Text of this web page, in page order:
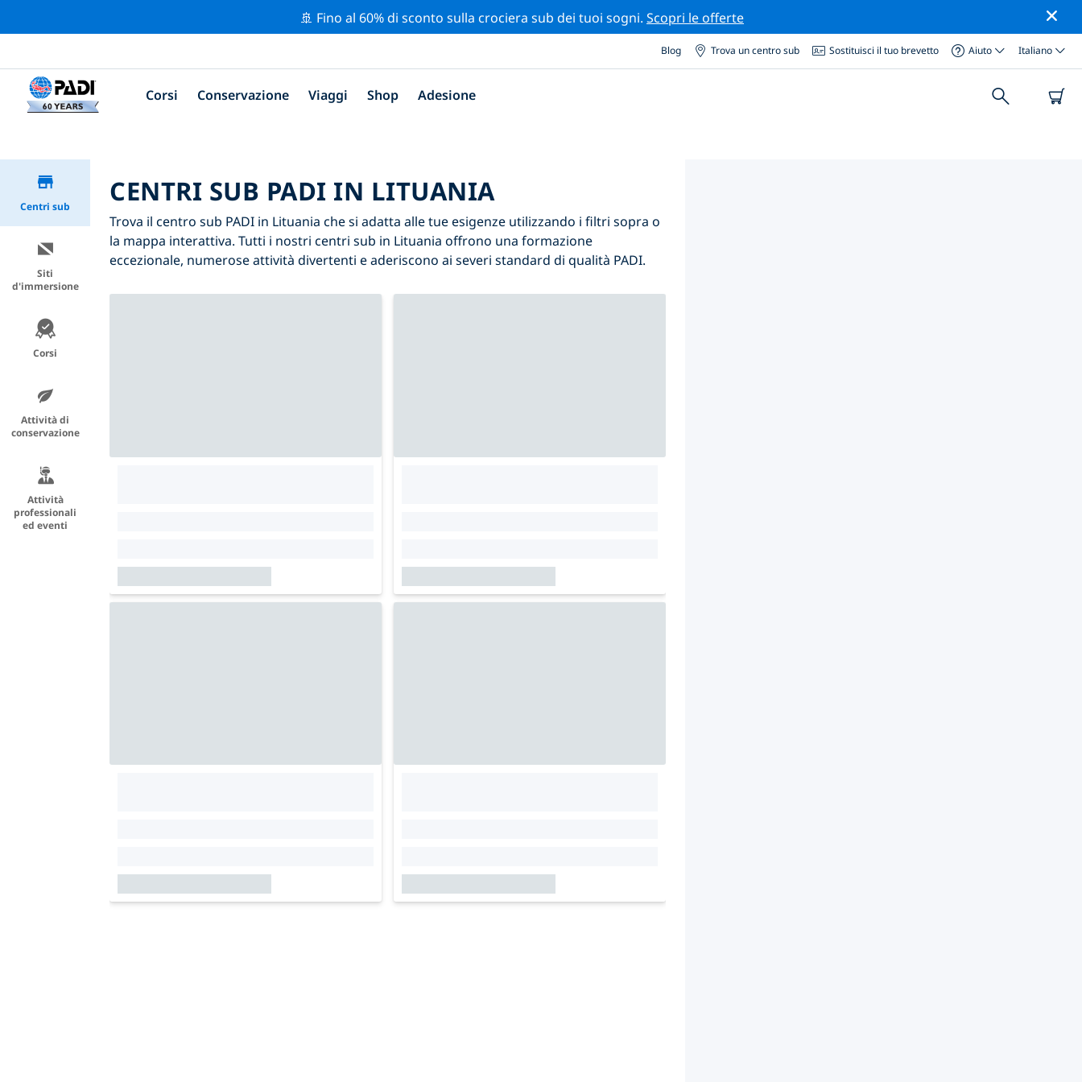
🚢 Fino al 60% di sconto sulla crociera sub dei tuoi sogni. Scopri le offerte
Blog Trova un centro sub Sostituisci il tuo brevetto Aiuto Italiano
Corsi Conservazione Viaggi Shop Adesione
Centri sub
Siti
d'immersione
Corsi
Attività di
conservazione
Attività
professionali
ed eventi
CENTRI SUB PADI IN LITUANIA
Trova il centro sub PADI in Lituania che si adatta alle tue esigenze utilizzando i filtri sopra o
la mappa interattiva. Tutti i nostri centri sub in Lituania offrono una formazione
eccezionale, numerose attività divertenti e aderiscono ai severi standard di qualità PADI.